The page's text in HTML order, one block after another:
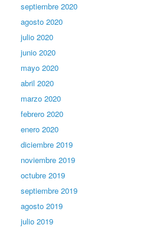
septiembre 2020
agosto 2020
julio 2020
junio 2020
mayo 2020
abril 2020
marzo 2020
febrero 2020
enero 2020
diciembre 2019
noviembre 2019
octubre 2019
septiembre 2019
agosto 2019
julio 2019